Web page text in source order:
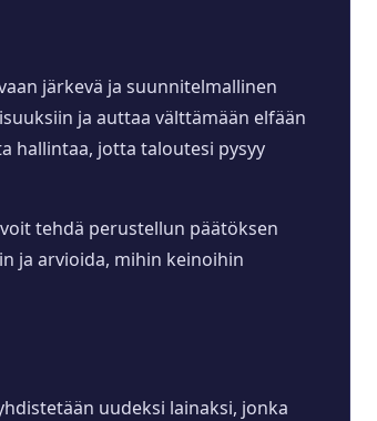
järkevä ja suunnitelmallinen
ja auttaa välttämään elfään
hallintaa, jotta taloutesi pysyy
tehdä perustellun päätöksen
ja arvioida, mihin keinoihin
uudeksi lainaksi, jonka